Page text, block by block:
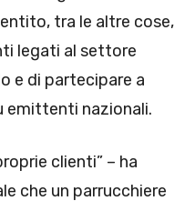
tra le altre cose,
legati al settore
e di partecipare a
emittenti nazionali.
clienti” – ha
che un parrucchiere